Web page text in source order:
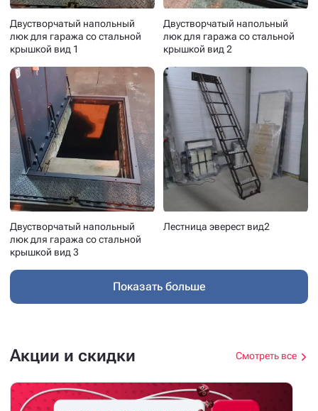
Двустворчатый напольный
люк для гаража со стальной
крышкой вид 1
Двустворчатый напольный
люк для гаража со стальной
крышкой вид 2
Двустворчатый напольный
люк для гаража со стальной
крышкой вид 3
Лестница эверест вид2
Показать больше
Акции и скидки Смотреть все